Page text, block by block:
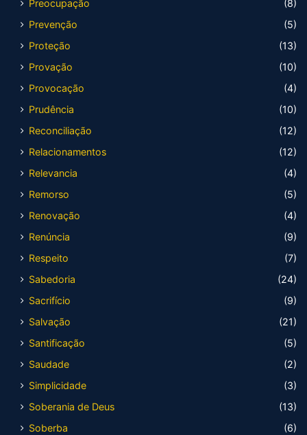
Preocupação
(8)
Prevenção
(5)
Proteção
(13)
Provação
(10)
Provocação
(4)
Prudência
(10)
Reconciliação
(12)
Relacionamentos
(12)
Relevancia
(4)
Remorso
(5)
Renovação
(4)
Renúncia
(9)
Respeito
(7)
Sabedoria
(24)
Sacrifício
(9)
Salvação
(21)
Santificação
(5)
Saudade
(2)
Simplicidade
(3)
Soberania de Deus
(13)
Soberba
(6)